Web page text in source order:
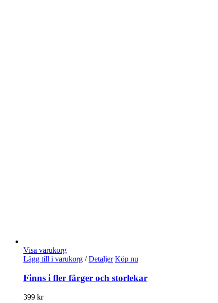
Visa varukorg
Lägg till i varukorg / Detaljer Köp nu
Finns i fler färger och storlekar
399 kr